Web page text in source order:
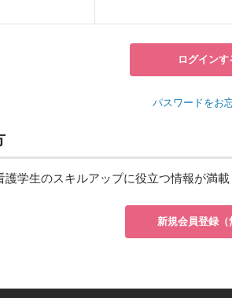
ログインす
パスワードをお
学生のスキルアップに役立つ情報が満載
新規会員登録（